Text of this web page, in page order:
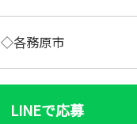
◇各務原市
LINEで応募